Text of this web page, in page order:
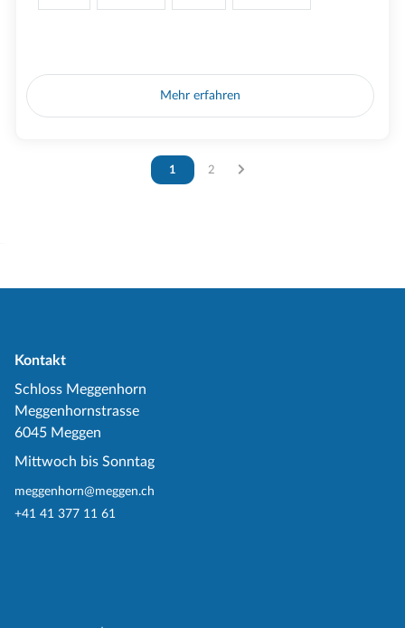
Mehr erfahren
Vous êtes sur la page
1 Vous êtes sur la page
2
Kontakt
Schloss Meggenhorn
Meggenhornstrasse
6045 Meggen
Mittwoch bis Sonntag
meggenhorn@meggen.ch
+41 41 377 11 61